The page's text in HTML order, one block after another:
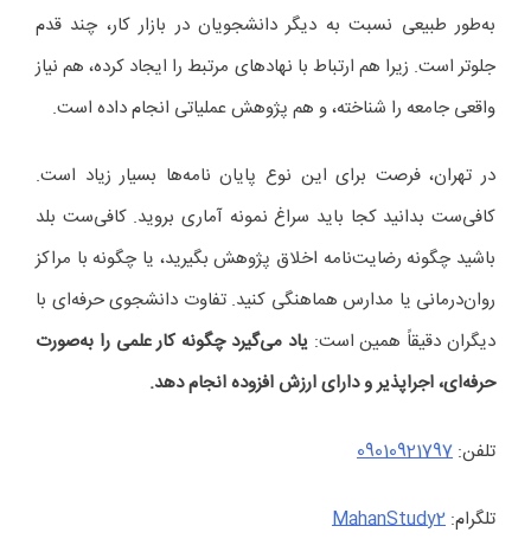
به‌طور طبیعی نسبت به دیگر دانشجویان در بازار کار، چند قدم
جلوتر است. زیرا هم ارتباط با نهادهای مرتبط را ایجاد کرده، هم نیاز
واقعی جامعه را شناخته، و هم پژوهش عملیاتی انجام داده است.
در تهران، فرصت برای این نوع پایان نامه‌ها بسیار زیاد است.
کافی‌ست بدانید کجا باید سراغ نمونه آماری بروید. کافی‌ست بلد
باشید چگونه رضایت‌نامه اخلاق پژوهش بگیرید، یا چگونه با مراکز
روان‌درمانی یا مدارس هماهنگی کنید. تفاوت دانشجوی حرفه‌ای با
دیگران دقیقاً همین است:یاد می‌گیرد چگونه کار علمی را به‌صورت
حرفه‌ای، اجراپذیر و دارای ارزش افزوده انجام دهد.
تلفن: 09010921797
تلگرام: MahanStudy2